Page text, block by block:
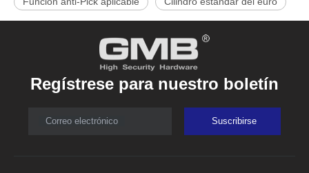
Regístrese para nuestro boletín
Correo electrónico Suscribirse